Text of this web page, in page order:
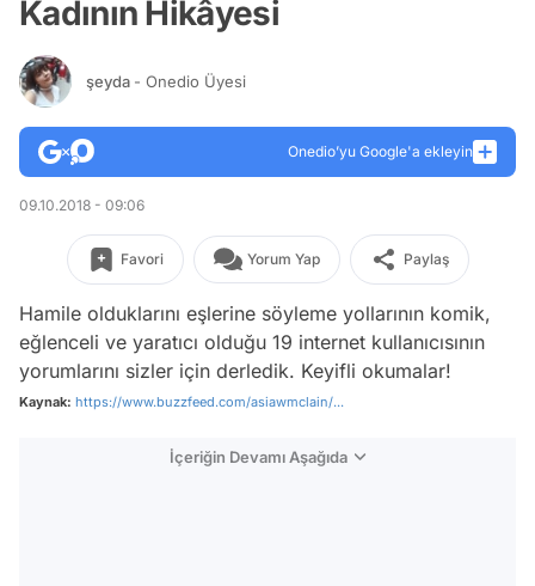
Kadının Hikâyesi
şeyda - Onedio Üyesi
Onedio’yu Google'a ekleyin
09.10.2018 - 09:06
Favori Yorum Yap Paylaş
Hamile olduklarını eşlerine söyleme yollarının komik,
eğlenceli ve yaratıcı olduğu 19 internet kullanıcısının
yorumlarını sizler için derledik. Keyifli okumalar!
Kaynak: https://www.buzzfeed.com/asiawmclain/...
İçeriğin Devamı Aşağıda